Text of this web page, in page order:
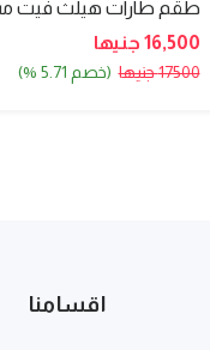
طقم طارات هيلث فيت
16,500 جنيها
17500 جنيها (خصم 5.71 %)
اقسامنا